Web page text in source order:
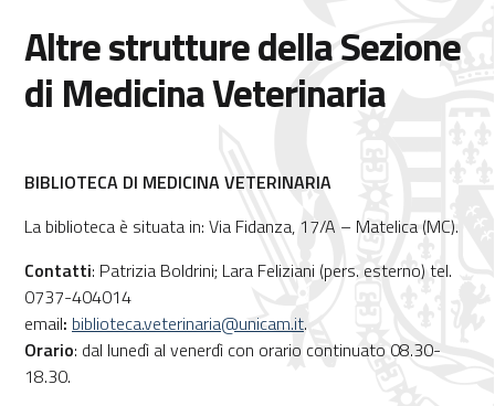
Altre strutture della Sezione
di Medicina Veterinaria
BIBLIOTECA DI MEDICINA VETERINARIA
La biblioteca è situata in: Via Fidanza, 17/A – Matelica (MC).
Contatti: Patrizia Boldrini; Lara Feliziani (pers. esterno) tel.
0737-404014
email: biblioteca.veterinaria@unicam.it.
Orario: dal lunedì al venerdì con orario continuato 08.30-
18.30.